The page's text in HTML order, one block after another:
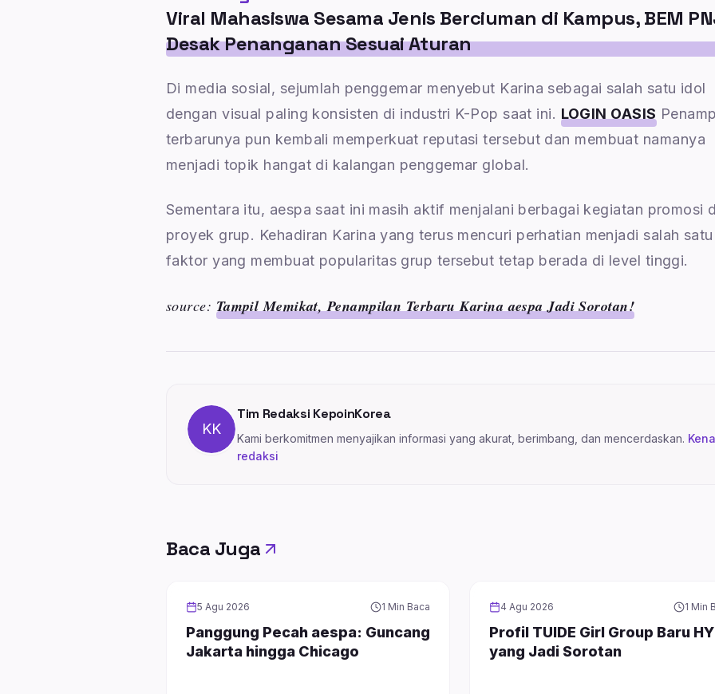
Viral Mahasiswa Sesama Jenis Berciuman di Kampus, BEM
Desak Penanganan Sesuai Aturan
Di media sosial, sejumlah penggemar menyebut Karina sebagai salah satu idol
dengan visual paling konsisten di industri K-Pop saat ini. LOGIN OASIS
terbarunya pun kembali memperkuat reputasi tersebut dan membuat namanya
menjadi topik hangat di kalangan penggemar global.
Sementara itu, aespa saat ini masih aktif menjalani berbagai kegiatan promosi
proyek grup. Kehadiran Karina yang terus mencuri perhatian menjadi salah satu
faktor yang membuat popularitas grup tersebut tetap berada di level tinggi.
source: Tampil Memikat, Penampilan Terbaru Karina aespa Jadi Sorotan!
KK
Tim Redaksi KepoinKorea
Kami berkomitmen menyajikan informasi yang akurat, berimbang, dan mencerdaskan.
redaksi
Baca Juga
GIRL GROUP
5 Agu 2026 1 Min Baca
Panggung Pecah aespa: Guncang
Jakarta hingga Chicago
GIRL GROUP
4 Agu 2026 1 Min
Profil TUIDE Girl Group Baru
yang Jadi Sorotan